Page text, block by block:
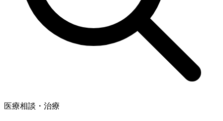
医療相談・治療